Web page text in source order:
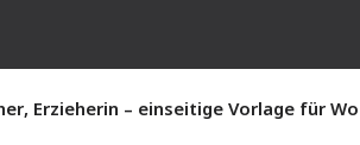
Erzieherin – einseitige Vorlage für